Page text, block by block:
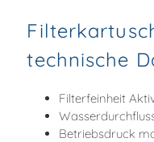
technische
Filterfeinheit
Betriebsdruck